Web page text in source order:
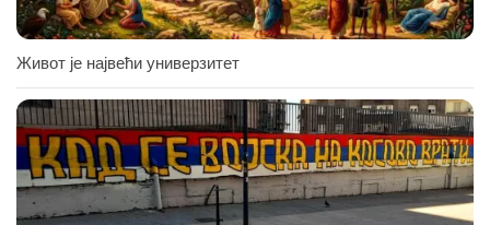
Живот је највећи универзитет